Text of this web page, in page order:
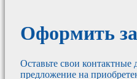
Оформить
Оставьте свои
предложение на